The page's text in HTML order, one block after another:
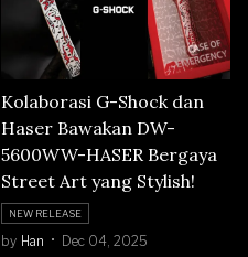
Kolaborasi G-Shock dan
Haser Bawakan DW-
5600WW-HASER Bergaya
Street Art yang Stylish!
NEW RELEASE
by Han Dec 04, 2025